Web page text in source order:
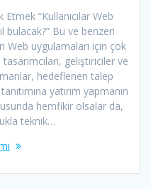
“Kullanıcılar Web
bulacak?” Bu ve benzeri
Web uygulamaları için çok
geliştiriciler ve
hedeflenen talep
yatırım yapmanın
hemfikir olsalar da,
teknik…